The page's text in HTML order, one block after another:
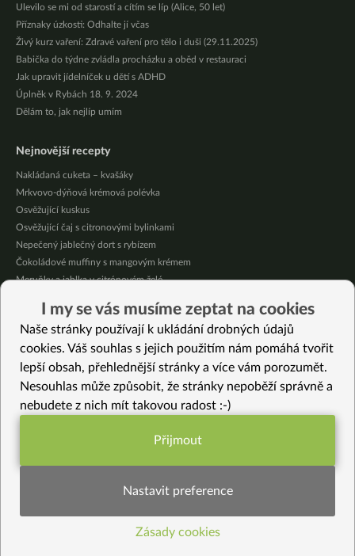
Ulevilo se mi od starostí a cítím se líp (Alice, 50 let)
Příznaky úzkosti: Odhalte jí včas
Živý kurz vaření: Zdravé vaření pro tělo i duši (29.11.2025)
Babička do týdne zvládla procházku a oběd v restauraci
Jak upravit jídelníček u dětí s ADHD
Úplněk v Rybách 18. 9. 2024
Dělám to, jak nejlíp umím
Nejnovější recepty
Nakládaná cuketa – kvašáky
Mrkvovo-dýňová krémová polévka
Osvěžující kuskus
Osvěžující čaj s citronovými bylinkami
Nepečený jablečný dort s rybízem
Čokoládové muffiny s mangovým krémem
Meruňky a jablka v citrónovém želé
Celozrnná rýže basmati se zeleninou
Citrónové muffiny s borůvkovým krémem
Vybrané recepty
Chutney z divokých žlutých rajčátek
Zapečené palačinky s houbami a špenátem
Rýžové kváskové koláčky (bezlepkové)
Dýňovo batátové pyré s koprem
I my se vás musíme zeptat na cookies
Naše stránky používají k ukládání drobných údajů
cookies. Váš souhlas s jejich použitím nám pomáhá tvořit
lepší obsah, přehlednější stránky a více vám porozumět.
Nesouhlas může způsobit, že stránky nepoběží správně a
nebudete z nich mít takovou radost :-)
Funkční nastavení potřebujeme (vždy
Statistiky pro lepší obsah
Přijmout
Nastavit preference
Zásady cookies